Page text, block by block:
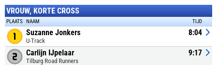
VROUW, KORTE CROSS
PLAATS NAAM TIJD
Suzanne Jonkers
U-Track
8:04
Carlijn IJpelaar
Tilburg Road Runners
9:17